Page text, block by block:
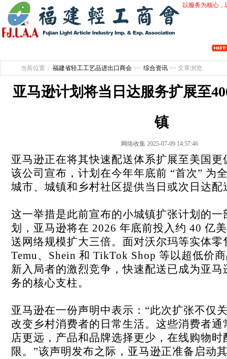
以服务为核心
当前位置： 福建省轻工工艺品进出口商会 >> 综合资讯 >> 文章浏览
亚马逊计划将当日达服务扩展至
镇
网络收集 2025-07-09 14:57:46
亚马逊正在将其快速配送体系扩展至美国
该公司宣布，计划在今年年底前 “首次” 为
城市、城镇和乡村社区提供当日或次日达配
这一举措是此前宣布的小城镇扩张计划的一
划，亚马逊将在 2026 年底前投入约 40 亿
送网络规模扩大三倍。面对沃尔玛等实体零
Temu、Shein 和 TikTok Shop 等以超低价
新入局者的激烈竞争，快速配送已成为亚
务的核心支柱。
亚马逊在一份声明中表示：“此次扩张不仅
改变乡村消费者的日常生活。这些消费者
店更远，产品和品牌选择更少，在线购物时
限。”该声明发布之际，亚马逊正准备启动